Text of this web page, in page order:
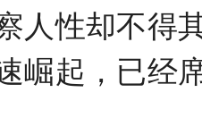
人性却不得
崛起，已经